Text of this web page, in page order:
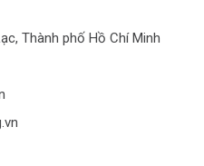
Thành phố Hồ Chí Minh